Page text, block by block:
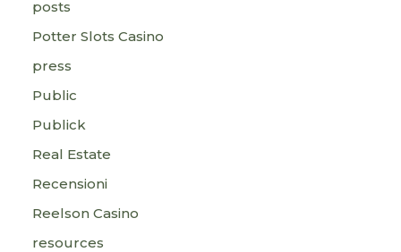
posts
Potter Slots Casino
press
Public
Publick
Real Estate
Recensioni
Reelson Casino
resources